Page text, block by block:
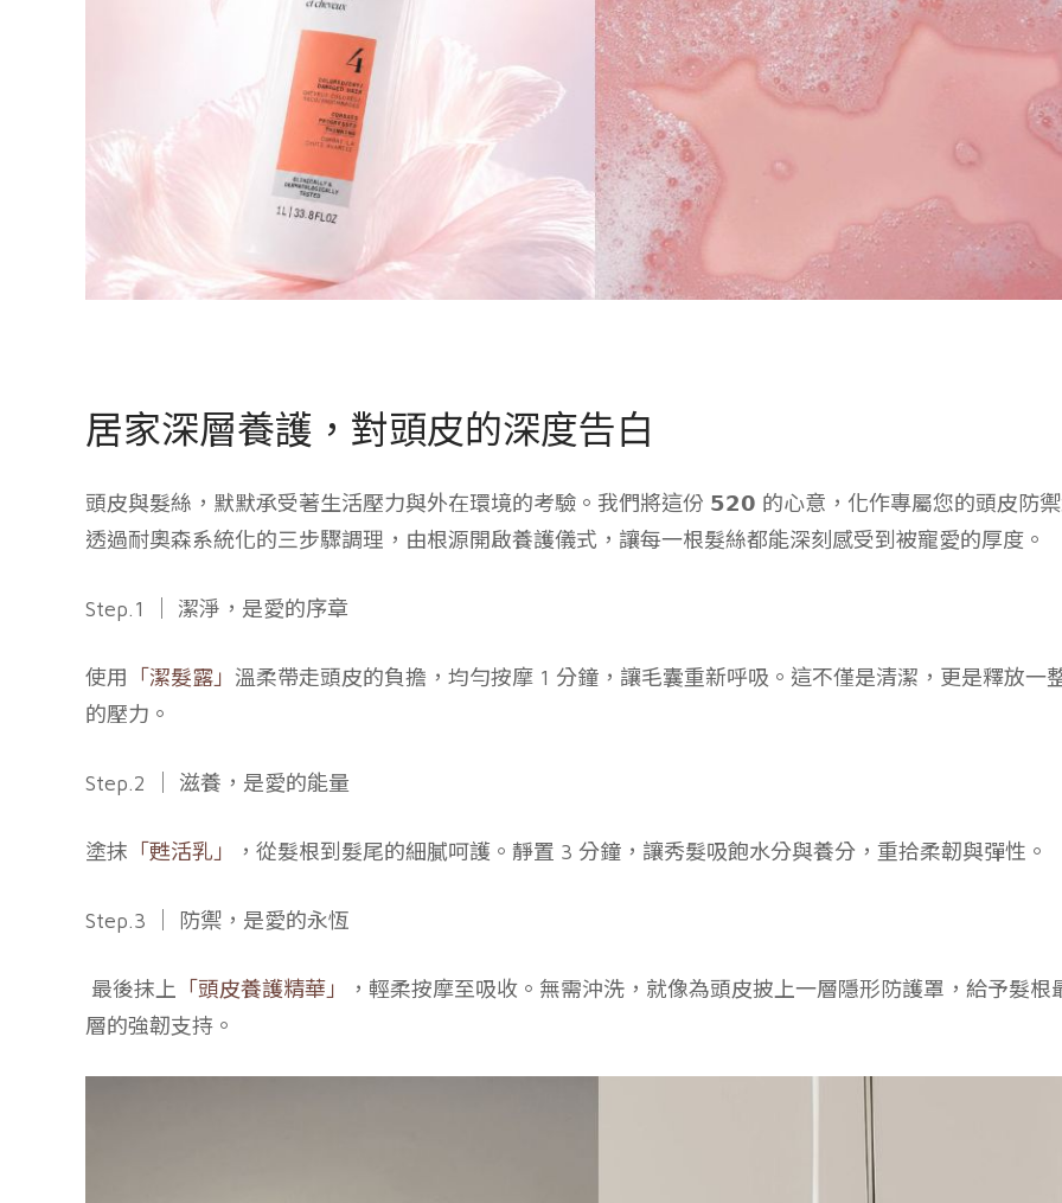
居家深層養護，對頭皮的深度告白
頭皮與髮絲，默默承受著生活壓力與外在環境的考驗。我們將這份 𝟱𝟮𝟬 的心意，化作專屬您的頭皮防
透過耐奧森系統化的三步驟調理，由根源開啟養護儀式，讓每一根髮絲都能深刻感受到被寵愛的厚度。
Step.1 ｜ 潔淨，是愛的序章
使用 「潔髮露」 溫柔帶走頭皮的負擔，均勻按摩 1 分鐘，讓毛囊重新呼吸。這不僅是清潔，更是釋放一
的壓力。
Step.2 ｜ 滋養，是愛的能量
塗抹 「甦活乳」 ，從髮根到髮尾的細膩呵護。靜置 3 分鐘，讓秀髮吸飽水分與養分，重拾柔韌與彈性。
Step.3 ｜ 防禦，是愛的永恆
最後抹上 「頭皮養護精華」
，輕柔按摩至吸收。無需沖洗，就像為頭皮披上一層隱形防護罩，給予髮根
層的強韌支持。